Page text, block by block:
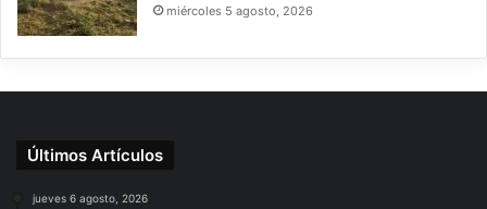
miércoles 5 agosto, 2026
Últimos Artículos
jueves 6 agosto, 2026